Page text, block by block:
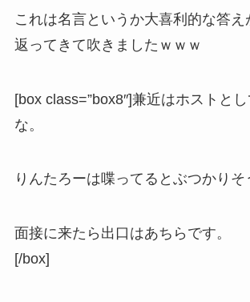
これは名言というか大喜利的な答え
返ってきて吹きましたｗｗｗ
[box class=”box8″]兼近はホストと
な。
りんたろーは喋ってるとぶつかりそ
面接に来たら 出口 はあちらです。
[/box]